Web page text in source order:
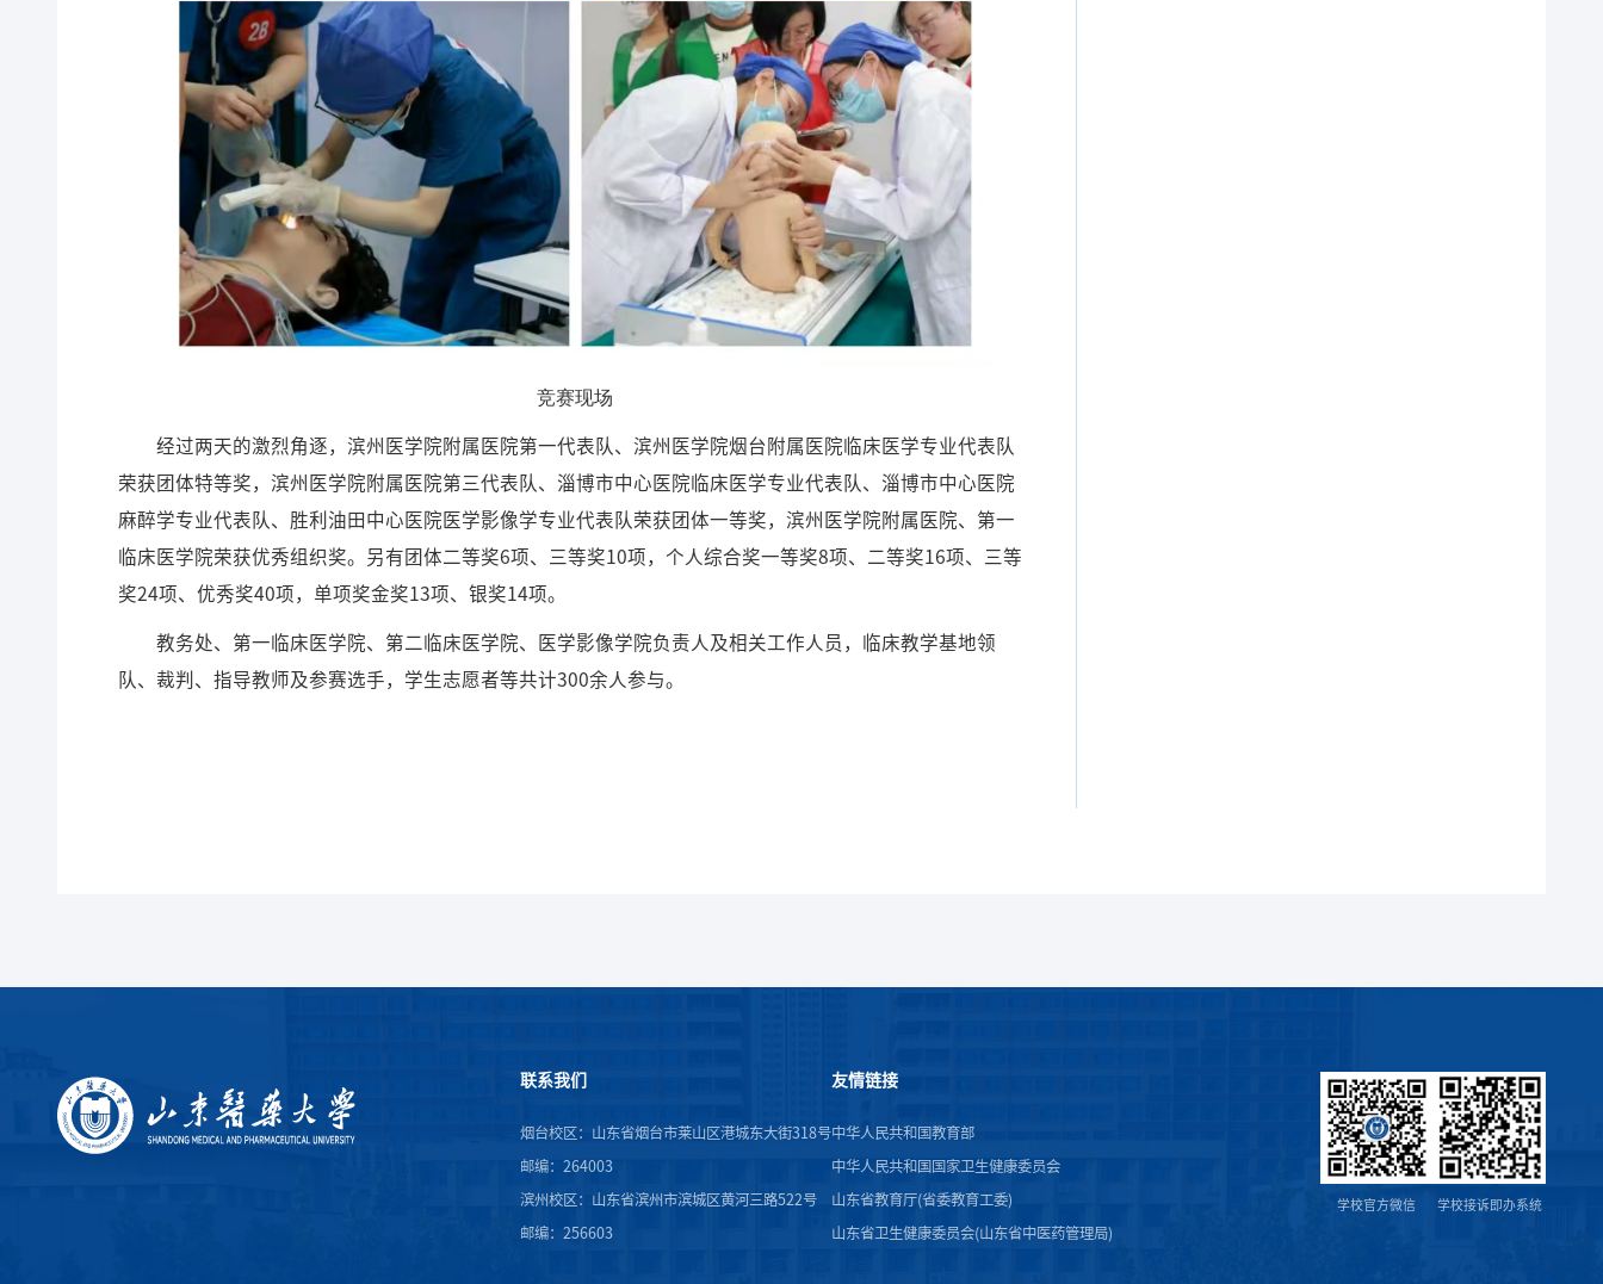
竞赛现场
经过两天的激烈角逐，滨州医学院附属医院第一代表队、滨州医学院烟台附属医院临床医学专业代表队
荣获团体特等奖，滨州医学院附属医院第三代表队、淄博市中心医院临床医学专业代表队、淄博市中心医院
麻醉学专业代表队、胜利油田中心医院医学影像学专业代表队荣获团体一等奖，滨州医学院附属医院、第一
临床医学院荣获优秀组织奖。另有团体二等奖6项、三等奖10项，个人综合奖一等奖8项、二等奖16项、三等
奖24项、优秀奖40项，单项奖金奖13项、银奖14项。
教务处、第一临床医学院、第二临床医学院、医学影像学院负责人及相关工作人员，临床教学基地领
队、裁判、指导教师及参赛选手，学生志愿者等共计300余人参与。
联系我们
烟台校区：山东省烟台市莱山区港城东大街318号
邮编：264003
滨州校区：山东省滨州市滨城区黄河三路522号
邮编：256603
友情链接
中华人民共和国教育部
中华人民共和国国家卫生健康委员会
山东省教育厅(省委教育工委)
山东省卫生健康委员会(山东省中医药管理局)
学校官方微信 学校接诉即办系统